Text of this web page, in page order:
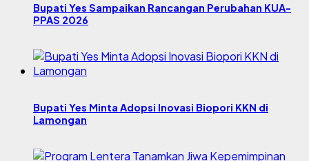
Bupati Yes Sampaikan Rancangan Perubahan KUA-
PPAS 2026
Bupati Yes Minta Adopsi Inovasi Biopori KKN di
Lamongan